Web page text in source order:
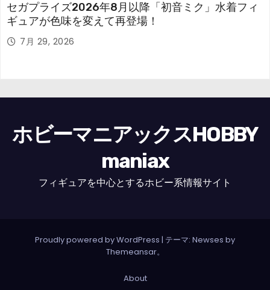
セガプライズ2026年8月以降「初音ミク」水着フィ
ギュアが色味を変えて再登場！
7月 29, 2026
ホビーマニアックスHOBBY
maniax
フィギュアを中心とするホビー系情報サイト
Proudly powered by WordPress | テーマ: Newses by
Themeansar。
About